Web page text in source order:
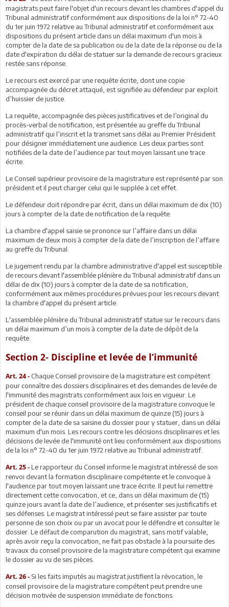
magistrats peut faire l'objet d'un recours devant les chambres d'appel du
Tribunal administratif conformément aux dispositions de la loi n° 72-40
du 1er juin 1972 relative au Tribunal administratif et conformément aux
dispositions du présent article dans un délai maximum d'un mois à
compter de la date de sa publication ou de la date de la réponse ou de la
date d'expiration du délai de statuer sur la demande de recours gracieux
restée sans réponse.
Le recours est exercé par une requête écrite, dont une copie
accompagnée du décret attaqué, est signifiée au défendeur par exploit
d’huissier de justice.
La requête, accompagnée des pièces justificatives et de l’original du
procès-verbal de notification, est présentée au greffe du Tribunal
administratif qui l’inscrit et la transmet sans délai au Premier Président
pour désigner immédiatement une audience. Les deux parties sont
notifiées de la date de l’audience par tout moyen laissant une trace
écrite.
Le Conseil supérieur provisoire de la magistrature est représenté par son
président et il peut charger celui qui le supplée à cet effet.
Le défendeur doit répondre par écrit, dans un délai maximum de dix (10)
jours à compter de la date de notification de la requête.
La chambre d'appel saisie se prononce sur l’affaire dans un délai
maximum de deux mois à compter de la date de l’inscription de l’affaire
au greffe du Tribunal.
Le jugement rendu par la chambre administrative d'appel est susceptible
de recours devant l'assemblée plénière du Tribunal administratif dans un
délai de dix (10) jours à compter de la date de sa notification,
conformément aux mêmes procédures prévues pour les recours devant
la chambre d'appel du présent article.
L'assemblée plénière du Tribunal administratif statue sur le recours dans
un délai maximum d’un mois à compter de la date de dépôt de la
requête.
Section 2- Discipline et levée de l’immunité
Art. 24 - Chaque Conseil provisoire de la magistrature est compétent
pour connaître des dossiers disciplinaires et des demandes de levée de
l'immunité des magistrats conformément aux lois en vigueur. Le
président de chaque conseil provisoire de la magistrature convoque le
conseil pour se réunir dans un délai maximum de quinze (15) jours à
compter de la date de sa saisine du dossier pour y statuer, dans un délai
maximum d'un mois. Les recours contre les décisions disciplinaires et les
décisions de levée de l'immunité ont lieu conformément aux dispositions
de la loi n° 72-40 du 1er juin 1972 relative au Tribunal administratif.
Art. 25 - Le rapporteur du Conseil informe le magistrat intéressé de son
renvoi devant la formation disciplinaire compétente et le convoque à
l'audience par tout moyen laissant une trace écrite. Il peut lui remettre
directement cette convocation, et ce, dans un délai maximum de (15)
quinze jours avant la date de l’audience, et présenter ses justificatifs et
ses défenses. Le magistrat intéressé peut se faire assister par toute
personne de son choix ou par un avocat pour le défendre et consulter le
dossier. Le défaut de comparution du magistrat, sans motif valable,
après avoir reçu la convocation, ne fait pas obstacle à la poursuite des
travaux du conseil provisoire de la magistrature compétent qui examine
le dossier au vu de ses pièces.
Art. 26 - Si les faits imputés au magistrat justifient la révocation, le
conseil provisoire de la magistrature compétent peut prendre une
décision motivée de suspension immédiate de fonctions.